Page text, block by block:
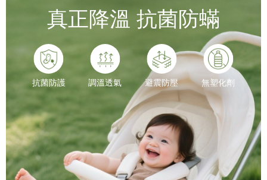
真正降溫 抗菌防蟎
抗菌防護 調溫透氣 避震防壓 無塑化劑